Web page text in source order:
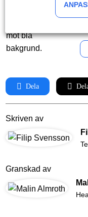
Finns 2
Dela
Skriven av
Granskad av